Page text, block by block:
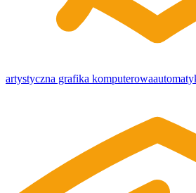
artystyczna grafika komputerowa